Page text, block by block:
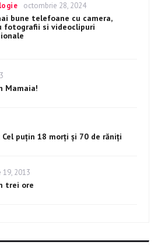
Posted
on
octombrie 28, 2024
bune telefoane cu camera,
fotografii si videoclipuri
Mamaia!
puţin 18 morţi şi 70 de răniţi
19, 2013
trei ore